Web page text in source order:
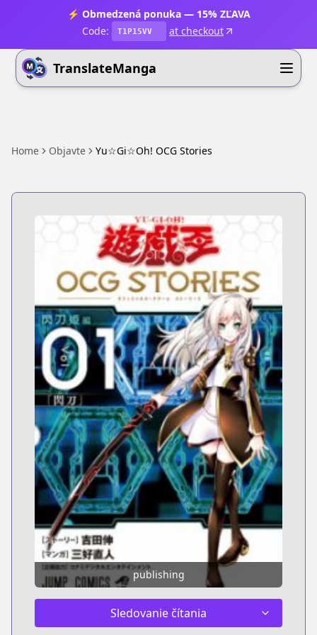
⚡ Obmedzená ponuka — 15% ZĽAVA
Code:
T1P15VV at checkout
TranslateManga
Home Objavte Yu☆Gi☆Oh! OCG Stories
publishing
Sledovanie čítania